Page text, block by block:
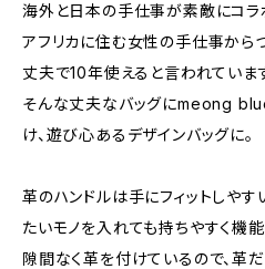
海外と日本の手仕事が素敵にコラ
アフリカに住む女性の手仕事から
丈夫で10年使えると言われていま
そんな丈夫なバッグにmeong
け、遊び心あるデザインバッグに。
革のハンドルは手にフィットしやす
たいモノを入れても持ちやすく機能
隙間なく革を付けているので、革